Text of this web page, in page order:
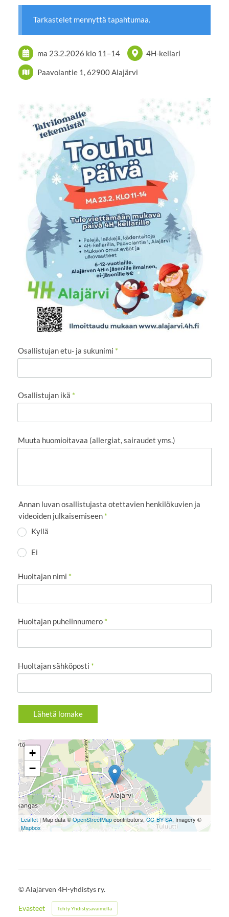
Tarkastelet mennyttä tapahtumaa.
ma 23.2.2026 klo 11 –14 4H-kellari
Paavolantie 1, 62900 Alajärvi
Osallistujan etu- ja sukunimi *
Osallistujan ikä *
Muuta huomioitavaa (allergiat, sairaudet yms.)
Annan luvan osallistujasta otettavien henkilökuvien ja
videoiden julkaisemiseen*
Kyllä
Ei
Huoltajan nimi *
Huoltajan puhelinnumero *
Huoltajan sähköposti *
Lähetä lomake
+
−
Leaflet| Map data ©OpenStreetMapcontributors, CC-BY-SA, Imagery ©
Mapbox
©Alajärven 4H-yhdistys ry.
Evästeet Tehty Yhdistysavaimella